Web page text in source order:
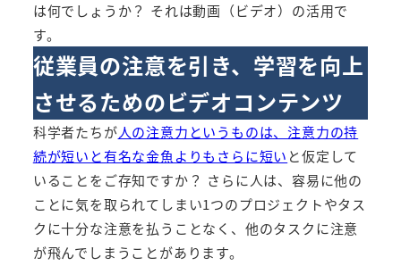
は何でしょうか？ それは動画（ビデオ）の活用で
す。
従業員の注意を引き、学習を向上
させるためのビデオコンテンツ
科学者たちが人の注意力というものは、注意力の持
続が短いと有名な金魚よりもさらに短い と仮定して
いることをご存知ですか？ さらに人は、容易に他の
ことに気を取られてしまい1つのプロジェクトやタス
クに十分な注意を払うことなく、他のタスクに注意
が飛んでしまうことがあります。